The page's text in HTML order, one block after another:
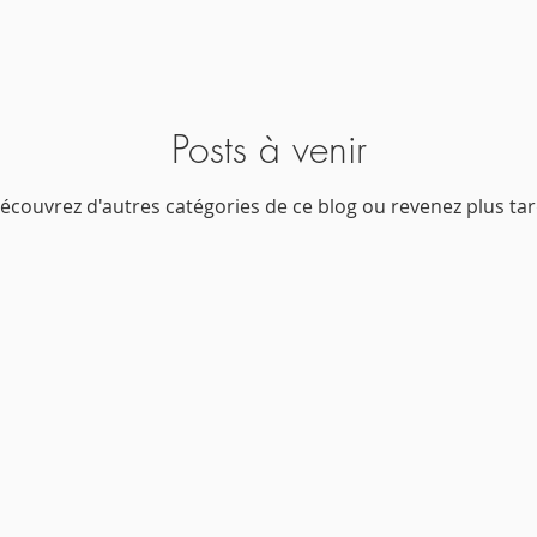
Posts à venir
d'autres catégories de ce blog ou revenez plus